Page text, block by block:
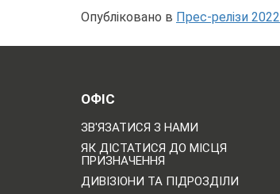
Опубліковано в Прес-релізи 2022
ОФІС
ЗВ'ЯЗАТИСЯ З НАМИ
ЯК ДІСТАТИСЯ ДО МІСЦЯ
ПРИЗНАЧЕННЯ
ДИВІЗІОНИ ТА ПІДРОЗДІЛИ